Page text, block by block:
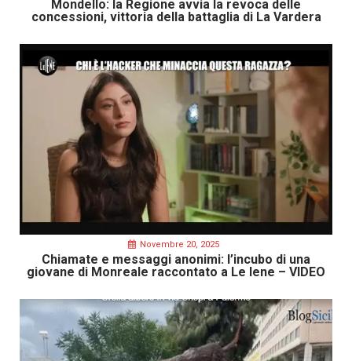
Mondello: la Regione avvia la revoca delle
concessioni, vittoria della battaglia di La Vardera
Novembre 20, 2025
Chiamate e messaggi anonimi: l’incubo di una
giovane di Monreale raccontato a Le Iene – VIDEO